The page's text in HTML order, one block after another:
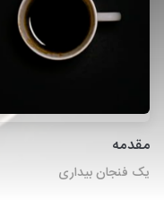
مقدمه
یک فنجان بیداری